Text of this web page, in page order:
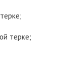
терке;